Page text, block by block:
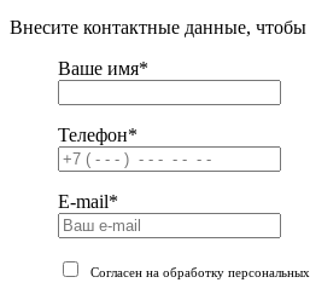
Внесите контактные данные,
Ваше имя*
Телефон*
E-mail*
Согласен на обработку